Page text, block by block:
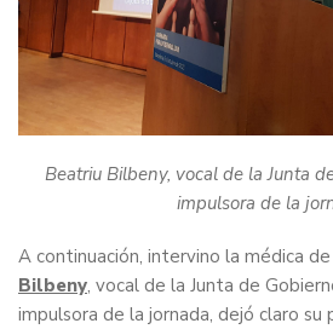
Beatriu Bilbeny, vocal de la Junta
impulsora de la
A continuación, intervino la médica
Bilbeny, vocal de la Junta de
impulsora de la jornada, dejó claro su